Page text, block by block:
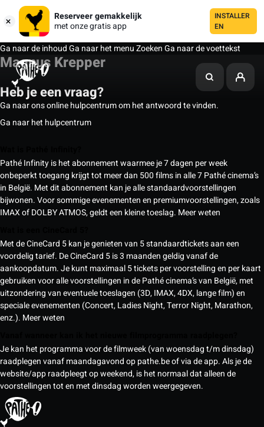
Reserveer gemakkelijk
met onze gratis app
INSTALLER
EN
Ga naar de inhoudGa naar het menuZoekenGa naar de voettekst
Magnus Krepper
Heb je een vraag?
Ga naar ons online hulpcentrum om het antwoord te vinden.
Ga naar het hulpcentrum
Pathé Infinity is het abonnement waarmee je 7 dagen per week
onbeperkt toegang krijgt tot meer dan 500 films in alle 7 Pathé cinema’s
in België. Met dit abonnement kan je alle standaardvoorstellingen
bijwonen. Voor sommige evenementen en premiumvoorstellingen, zoals
IMAX of DOLBY ATMOS, geldt een kleine toeslag. Meer weten
Met de CineCard 5 kan je genieten van 5 standaardtickets aan een
voordelig tarief. De CineCard 5 is 3 maanden geldig vanaf de
aankoopdatum. Je kunt maximaal 5 tickets per voorstelling en per kaart
gebruiken voor alle voorstellingen in de Pathé cinema’s van België, met
uitzondering van eventuele toeslagen (3D, IMAX, 4DX, lange film) en
speciale evenementen (Concert, Ladies Night, Terror Night, Marathon,
enz.). Meer weten
Je kan het programma voor de filmweek (van woensdag t/m dinsdag)
raadplegen vanaf maandagavond op pathe.be of via de app. Als je de
website/app raadpleegt op weekend, is het normaal dat alleen de
voorstellingen tot en met dinsdag worden weergegeven.